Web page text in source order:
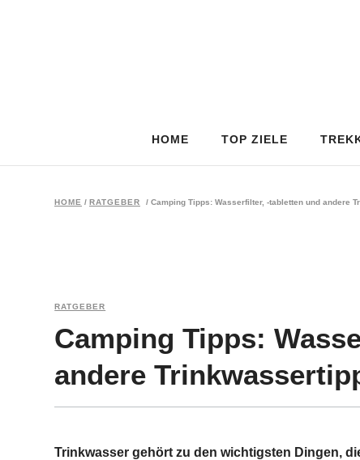
HOME TOP ZIELE
HOME / RATGEBER / Camping Tipps: Wasserfilter, -tabletten und andere
RATGEBER
Camping Tipps:
andere
Trinkwasser gehört zu den wichtigsten Dingen,